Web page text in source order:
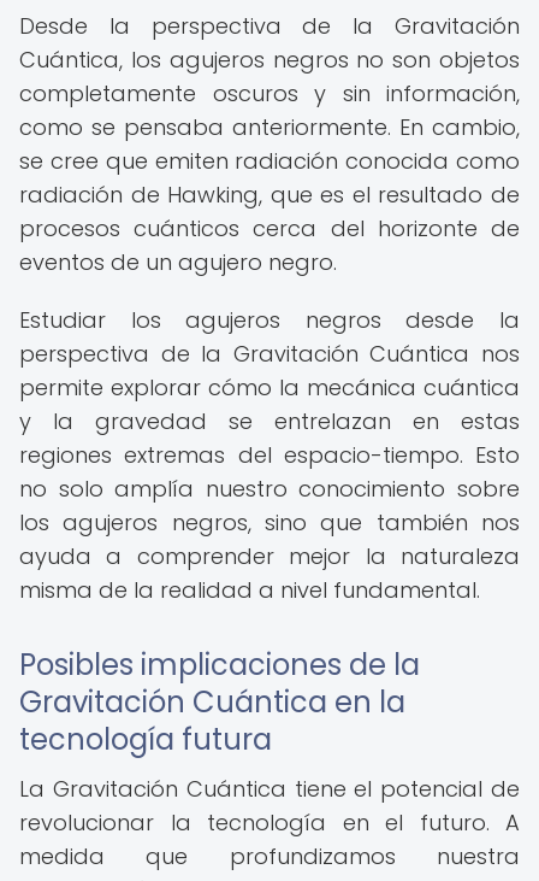
Desde la perspectiva de la Gravitación
Cuántica, los agujeros negros no son objetos
completamente oscuros y sin información,
como se pensaba anteriormente. En cambio,
se cree que emiten radiación conocida como
radiación de Hawking, que es el resultado de
procesos cuánticos cerca del horizonte de
eventos de un agujero negro.
Estudiar los agujeros negros desde la
perspectiva de la Gravitación Cuántica nos
permite explorar cómo la mecánica cuántica
y la gravedad se entrelazan en estas
regiones extremas del espacio-tiempo. Esto
no solo amplía nuestro conocimiento sobre
los agujeros negros, sino que también nos
ayuda a comprender mejor la naturaleza
misma de la realidad a nivel fundamental.
Posibles implicaciones de la
Gravitación Cuántica en la
tecnología futura
La Gravitación Cuántica tiene el potencial de
revolucionar la tecnología en el futuro. A
medida que profundizamos nuestra